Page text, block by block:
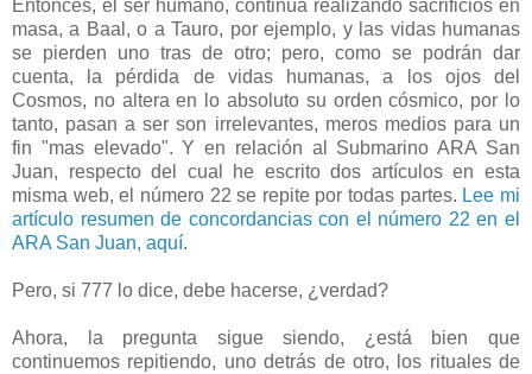
Entonces, el ser humano, continúa realizando sacrificios en
masa, a Baal, o a Tauro, por ejemplo, y las vidas humanas
se pierden uno tras de otro; pero, como se podrán dar
cuenta, la pérdida de vidas humanas, a los ojos del
Cosmos, no altera en lo absoluto su orden cósmico, por lo
tanto, pasan a ser son irrelevantes, meros medios para un
fin "mas elevado". Y en relación al Submarino ARA San
Juan, respecto del cual he escrito dos artículos en esta
misma web, el número 22 se repite por todas partes. Lee mi
artículo resumen de concordancias con el número 22 en el
ARA San Juan, aquí.
Pero, si 777 lo dice, debe hacerse, ¿verdad?
Ahora, la pregunta sigue siendo, ¿está bien que
continuemos repitiendo, uno detrás de otro, los rituales de